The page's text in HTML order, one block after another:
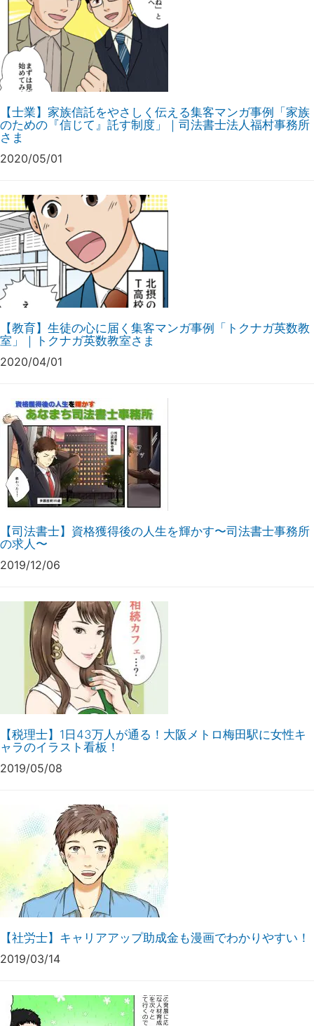
【士業】家族信託をやさしく伝える集客マンガ事例「家族
のための『信じて』託す制度」｜司法書士法人福村事務所
さま
2020/05/01
【教育】生徒の心に届く集客マンガ事例「トクナガ英数教
室」｜トクナガ英数教室さま
2020/04/01
【司法書士】資格獲得後の人生を輝かす〜司法書士事務所
の求人〜
2019/12/06
【税理士】1日43万人が通る！大阪メトロ梅田駅に女性キ
ャラのイラスト看板！
2019/05/08
【社労士】キャリアアップ助成金も漫画でわかりやすい！
2019/03/14